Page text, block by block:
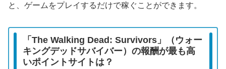
と、ゲームをプレイするだけで稼ぐことができます。
「The Walking Dead: Survivors」（ウォー
キングデッドサバイバー）の報酬が最も高
いポイントサイトは？